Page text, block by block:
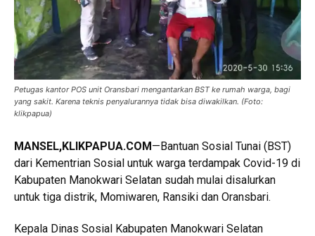
Petugas kantor POS unit Oransbari mengantarkan BST ke rumah warga, bagi
yang sakit. Karena teknis penyalurannya tidak bisa diwakilkan. (Foto:
klikpapua)
MANSEL,KLIKPAPUA.COM—Bantuan Sosial Tunai (BST)
dari Kementrian Sosial untuk warga terdampak Covid-19 di
Kabupaten Manokwari Selatan sudah mulai disalurkan
untuk tiga distrik, Momiwaren, Ransiki dan Oransbari.
Kepala Dinas Sosial Kabupaten Manokwari Selatan